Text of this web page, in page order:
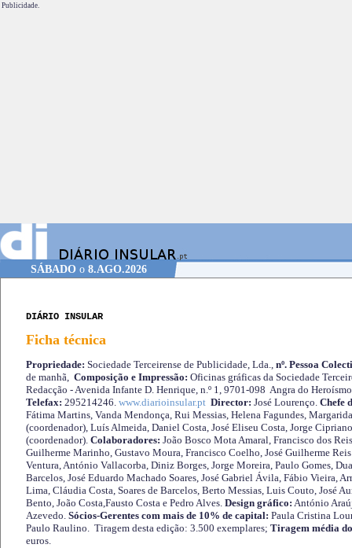
Publicidade.
SÁBADOo 8.AGO.2026
DIÁRIO INSULAR
Ficha técnica
Propriedade: Sociedade Terceirense de Publicidade, Lda., nº. Pessoa
de manhã, Composição e Impressão: Oficinas gráficas da Sociedade
Redacção - Avenida Infante D. Henrique, n.º 1, 9701-098 Angra do
Telefax: 295214246. www.diarioinsular.pt Director: José Lourenço. Chefe
Fátima Martins, Vanda Mendonça, Rui Messias, Helena Fagundes,
(coordenador), Luís Almeida, Daniel Costa, José Eliseu Costa, Jorge
(coordenador). Colaboradores: João Bosco Mota Amaral, Francisco dos
Guilherme Marinho, Gustavo Moura, Francisco Coelho, José Guilherme
Ventura, António Vallacorba, Diniz Borges, Jorge Moreira, Paulo Gomes,
Barcelos, José Eduardo Machado Soares, José Gabriel Ávila, Fábio Vieira,
Lima, Cláudia Costa, Soares de Barcelos, Berto Messias, Luis Couto, José
Bento, João Costa,Fausto Costa e Pedro Alves. Design gráfico: António
Azevedo. Sócios-Gerentes com mais de 10% de capital: Paula Cristina
Paulo Raulino. Tiragem desta edição: 3.500 exemplares; Tiragem média
euros.